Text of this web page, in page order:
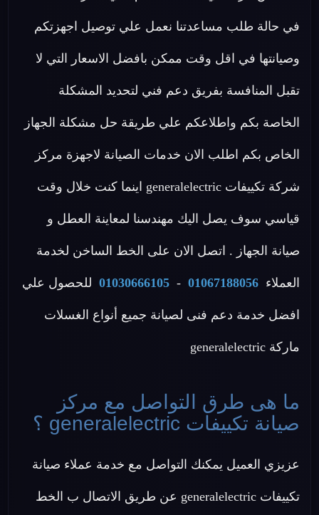
في حالة طلب مساعدتنا نعمل علي توصيل اجهزتكم
وصيانتها في اقل وقت ممكن بافضل الاسعار التي لا
تقبل المنافسة بفريق دعم فني لتحديد المشكلة
الخاصة بكم واطلاعكم علي طريقة حل مشكلة الجهاز
الخاص بكم اطلب الان خدمات الصيانة لاجهزة مركز
شركة تكييفات generalelectric اينما كنت خلال وقت
قياسي سوف يصل اليك مهندسنا لمعاينة العطل و
صيانة الجهاز . اتصل الان على الخط الساخن لخدمة
العملاء 01067188056
-
01030666105 للحصول علي
افضل خدمة دعم فنى لصيانة جميع أنواع الغسلات
ماركة generalelectric
ما هى طرق التواصل مع مركز
صيانة تكييفات generalelectric ؟
عزيزي العميل يمكنك التواصل مع خدمة عملاء صيانة
تكييفات generalelectric عن طريق الاتصال ب الخط